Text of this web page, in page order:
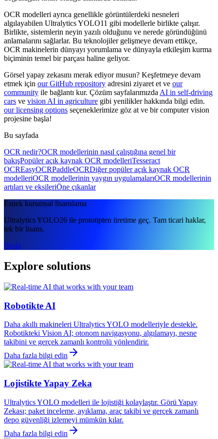
OCR modelleri ayrıca genellikle görüntülerdeki nesneleri
algılayabilen Ultralytics YOLO11 gibi modellerle birlikte çalışır.
Birlikte, sistemlerin neyin yazılı olduğunu ve nerede göründüğünü
anlamalarını sağlarlar. Bu teknolojiler gelişmeye devam ettikçe,
OCR makinelerin dünyayı yorumlama ve dünyayla etkileşim kurma
biçiminin temel bir parçası haline geliyor.
Görsel yapay zekasını merak ediyor musun? Keşfetmeye devam
etmek için our GitHub repository adresini ziyaret et ve our
community ile bağlantı kur. Çözüm sayfalarımızda AI in self-driving
cars ve vision AI in agriculture gibi yenilikler hakkında bilgi edin.
our licensing options seçeneklerimize göz at ve bir computer vision
projesine başla!
Bu sayfada
OCR nedir?OCR modellerinin nasıl çalıştığına genel bir
bakışPopüler açık kaynak OCR modelleriTesseract
OCREasyOCRPaddleOCRDiğer popüler açık kaynak OCR
modelleriOCR modellerinin yaygın uygulamalarıOCR modellerinin
artıları ve eksileriÖne çıkanlar
Esnek kurumsal lisanslama
Ultralytics YOLO26 ile prototipten üretime geç. Tam ticari haklar,
tek bir lisans.
Başla
Explore solutions
Robotikte AI
Daha akıllı makineleri Ultralytics YOLO modelleriyle destekle.
Robotikteki Vision AI; otonom navigasyonu, algılamayı, nesne
takibini ve gerçek zamanlı kontrolü yönlendirir.
Daha fazla bilgi edin
Lojistikte Yapay Zeka
Ultralytics YOLO modelleri ile lojistiği kolaylaştır. Görü Yapay
Zekası; paket inceleme, ayıklama, araç takibi ve gerçek zamanlı
depo güvenliği izlemeyi mümkün kılar.
Daha fazla bilgi edin